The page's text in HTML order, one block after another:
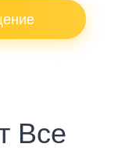
Все